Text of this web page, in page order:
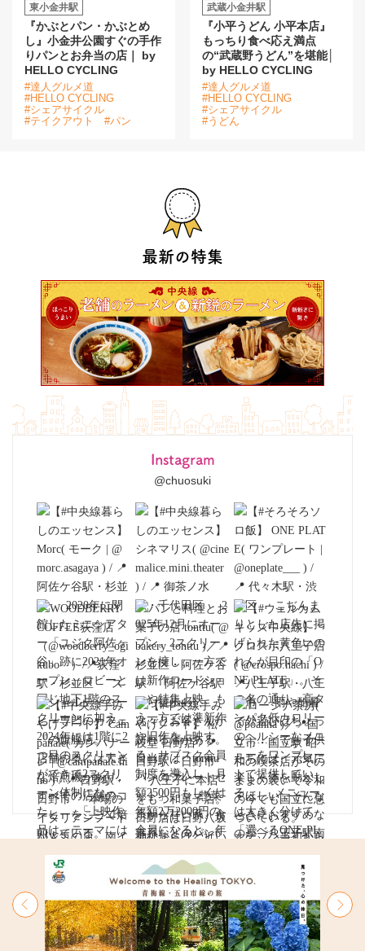
最新の特集
Instagram
@chuosuki
東小金井駅
『かぶとパン・かぶとめ
し』小金井公園すぐの手作
りパンとお弁当の店｜ by
HELLO CYCLING
#達人グルメ道
#HELLO CYCLING
#シェアサイクル
#テイクアウト
#パン
武蔵小金井駅
『小平うどん 小平本店』
もっちり食べ応え満点
の“武蔵野うどん”を堪能│
by HELLO CYCLING
#達人グルメ道
#HELLO CYCLING
#シェアサイクル
#うどん